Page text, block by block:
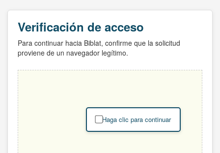
Verificación de acceso
Para continuar hacia Biblat, confirme que la solicitud
proviene de un navegador legítimo.
Haga clic para continuar